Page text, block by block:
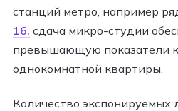
станций метро, например
16, сдача микро-студии
превышающую показатели
однокомнатной квартиры.
Количество